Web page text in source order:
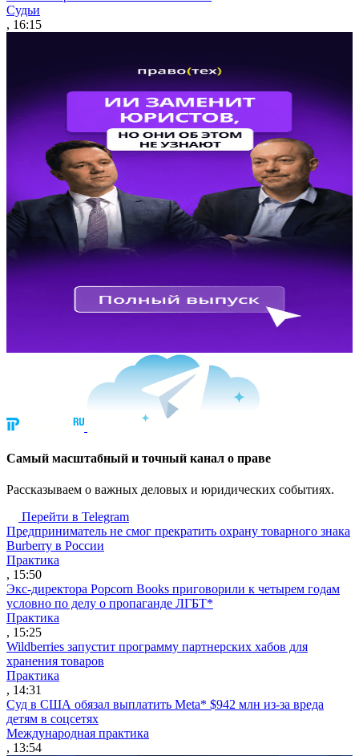
Судьи
, 16:15
Cамый масштабный и точный канал о праве
Рассказываем о важных деловых и юридических событиях.
Перейти в Telegram
Предприниматель не смог прекратить охрану товарного знака
Burberry в России
Практика
, 15:50
Экс-директора Popcorn Books приговорили к четырем годам
условно по делу о пропаганде ЛГБТ*
Практика
, 15:25
Wildberries запустит программу партнерских хабов для
хранения товаров
Практика
, 14:31
Суд в США обязал выплатить Meta* $942 млн из-за вреда
детям в соцсетях
Международная практика
, 13:54